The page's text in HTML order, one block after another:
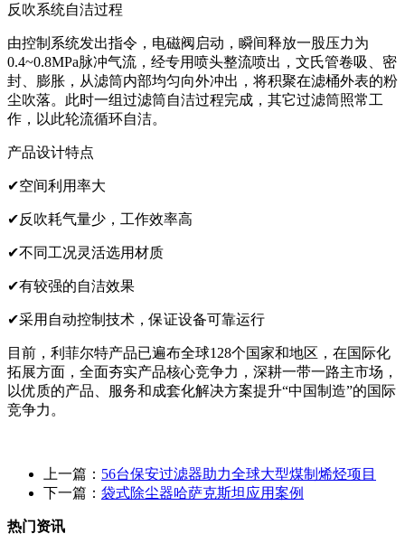
反吹系统自洁过程
由控制系统发出指令，电磁阀启动，瞬间释放一股压力为
0.4~0.8MPa脉冲气流，经专用喷头整流喷出，文氏管卷吸、密
封、膨胀，从滤筒内部均匀向外冲出，将积聚在滤桶外表的粉
尘吹落。此时一组过滤筒自洁过程完成，其它过滤筒照常工
作，以此轮流循环自洁。
产品设计特点
✔空间利用率大
✔反吹耗气量少，工作效率高
✔不同工况灵活选用材质
✔有较强的自洁效果
✔采用自动控制技术，保证设备可靠运行
目前，利菲尔特产品已遍布全球128个国家和地区，在国际化
拓展方面，全面夯实产品核心竞争力，深耕一带一路主市场，
以优质的产品、服务和成套化解决方案提升“中国制造”的国际
竞争力。
上一篇： 56台保安过滤器助力全球大型煤制烯烃项目
下一篇： 袋式除尘器哈萨克斯坦应用案例
热门资讯